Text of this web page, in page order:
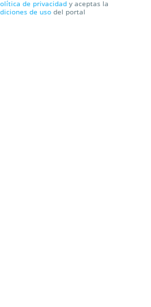
Y ENNIO MORRICONE,
de privacidad y aceptas la
de uso del portal